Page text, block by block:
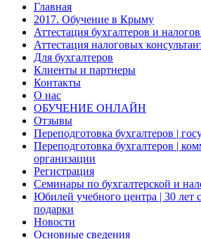
Главная
2017. Обучение в Крыму
Аттестация бухгалтеров и
Аттестация налоговых
Для бухгалтеров
Клиенты и партнеры
Контакты
О нас
ОБУЧЕНИЕ ОНЛАЙН
Отзывы
Переподготовка бухгалтеров |
Переподготовка бухгалтеров |
организации
Регистрация
Семинары по бухгалтерской и
Юбилей учебного центра | 30
подарки
Новости
Основные сведения